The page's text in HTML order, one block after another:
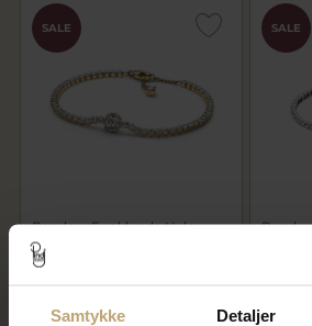
Samtykke Detaljer
SALE
Pandora Funklende Halo
Tennisarmbånd forgyldt
metalblanding (16-20 cm)
999,00 kr
SALE